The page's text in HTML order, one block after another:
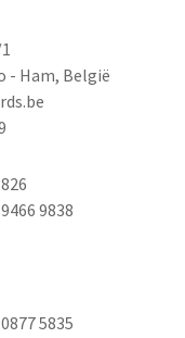
- Ham, België
9838
5835